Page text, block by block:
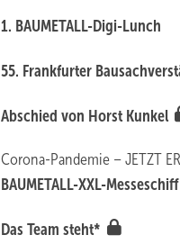
1. BA UMETALL-Digi-Lunch
55. Frankfurter
Abschied von Horst Kunkel
Corona-Pandemie – JETZT
BAUMETALL-XXL-Messeschiff
Das Team steht*